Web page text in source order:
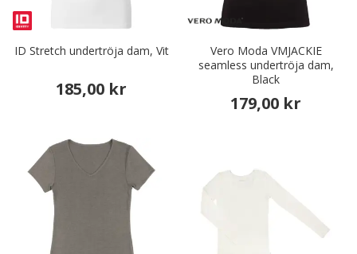
ID Stretch undertröja dam, Vit
185,00 kr
Vero Moda VMJACKIE
seamless undertröja dam,
Black
179,00 kr